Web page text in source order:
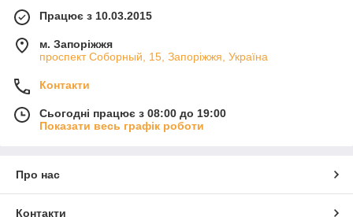
Працює з 10.03.2015
м. Запоріжжя
проспект Соборный, 15, Запоріжжя, Україна
Контакти
Сьогодні працює з 08:00 до 19:00
Показати весь графік роботи
Про нас
Контакти